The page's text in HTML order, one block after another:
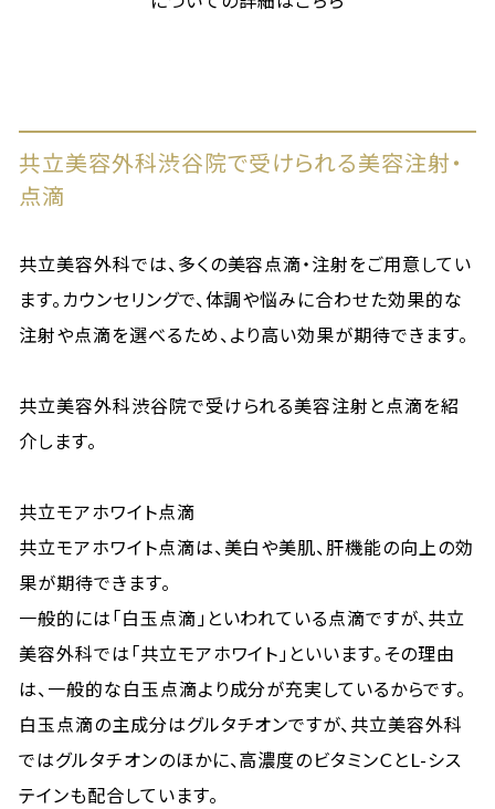
共立美容外科渋谷院で受けられる美容注射・
点滴
共立美容外科では、多くの美容点滴・注射をご用意してい
ます。カウンセリングで、体調や悩みに合わせた効果的な
注射や点滴を選べるため、より高い効果が期待できます。
共立美容外科渋谷院で受けられる美容注射と点滴を紹
介します。
共立モアホワイト点滴
共立モアホワイト点滴は、美白や美肌、肝機能の向上の効
果が期待できます。
一般的には「白玉点滴」といわれている点滴ですが、共立
美容外科では「共立モアホワイト」といいます。その理由
は、一般的な白玉点滴より成分が充実しているからです。
白玉点滴の主成分はグルタチオンですが、共立美容外科
ではグルタチオンのほかに、高濃度のビタミンＣとL-シス
テインも配合しています。